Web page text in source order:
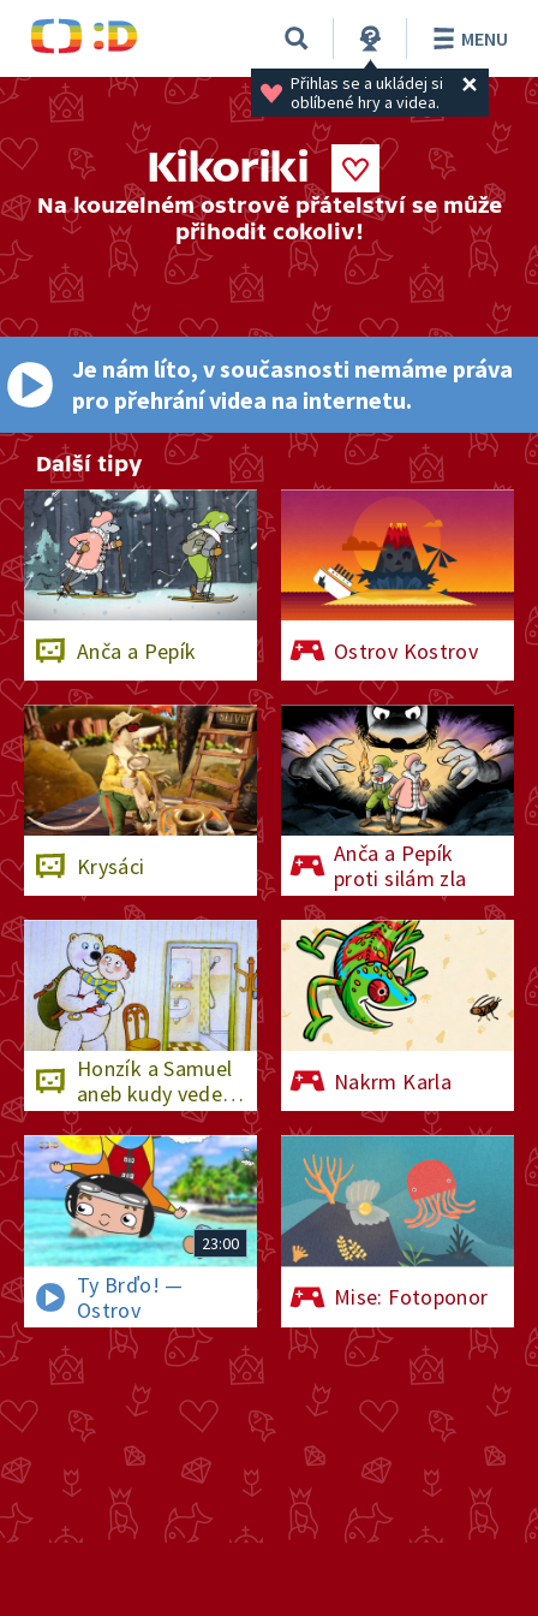
Přihlas se a ukládej si
oblíbené hry a videa.
MENU
Kikoriki
Na kouzelném ostrově přátelství se může
přihodit cokoliv!
Je nám líto, v současnosti nemáme práva
pro přehrání videa na internetu.
Další tipy
Anča a Pepík Ostrov Kostrov
Krysáci
Anča a Pepík
proti silám zla
Honzík a Samuel
aneb kudy vede
cesta na sever
Nakrm Karla
23:00
Ty Brďo! —
Ostrov
Mise: Fotoponor